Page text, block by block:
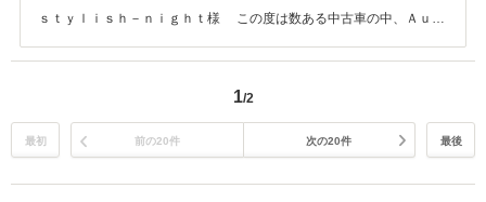
ｓｔｙｌｉｓｈ－ｎｉｇｈｔ様 この度は数ある中古車の中、Ａｕｄ
子はいかがでしょうか？ 今回はこのような高い評価をいただきまし
選びのサポートができ、大変嬉しく思います。Ａ７はｓｔｙｌｉｓｈ
－ｎｉｇｈｔ様にとてもぴったりのお車だと思っております。これか
らも大切にお乗り頂ければ幸いです。 何かありましたら、いつでも対
応致しますので、お気軽にご連絡下さいませ。 是非、Ａｕｄｉ ｌｉｆ
ｅを楽しんで下さいませ。 今後とも末永く宜しくお願い申し上げま
1/2
最初 前の20件 次の20件 最後